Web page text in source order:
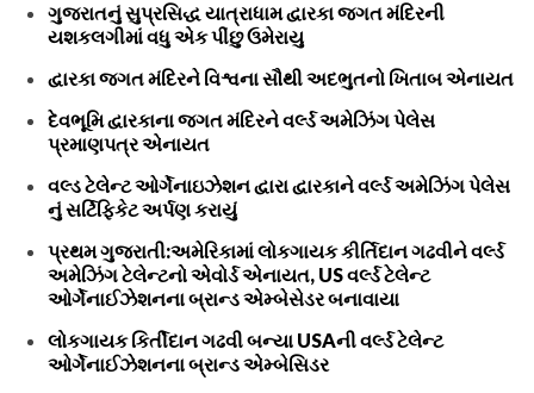
ગુજરાતનું સુપ્રસિદ્ધ યાત્રાધામ દ્વારકા જગત મંદિરની
યશકલગીમાં વધુ એક પીંછુ ઉમેરાયુ
દ્વારકા જગત મંદિરને વિશ્વના સૌથી અદભુતનો ખિતાબ એનાયત
દેવભૂમિ દ્વારકાના જગત મંદિરને વર્લ્ડ અમેઝિંગ પેલેસ
પ્રમાણપત્ર એનાયત
વલ્ડ ટેલેન્ટ ઓર્ગેનાઇઝેશન દ્વારા દ્વારકાને વર્લ્ડ અમેઝિંગ પેલેસ
નું સર્ટિફિકેટ અર્પણ કરાયું
પ્રથમ ગુજરાતી:અમેરિકામાં લોકગાયક કીર્તિદાન ગઢવીને વર્લ્ડ
અમેઝિંગ ટેલેન્ટનો એવોર્ડ એનાયત, US વર્લ્ડ ટેલેન્ટ
ઓર્ગેનાઈઝેશનના બ્રાન્ડ એમ્બેસેડર બનાવાયા
લોકગાયક કિર્તીદાન ગઢવી બન્યા USAની વર્લ્ડ ટેલેન્ટ
ઓર્ગેનાઈઝેશનના બ્રાન્ડ એમ્બેસિડર